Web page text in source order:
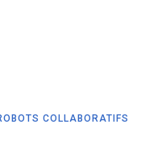
COLLABORATIFS